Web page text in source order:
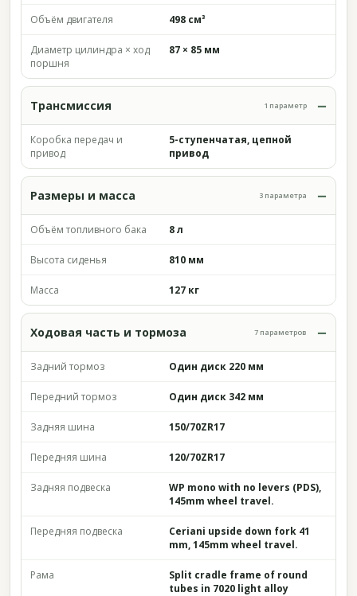
Объём двигателя 498 см³
Диаметр цилиндра × ход
поршня
87 × 85 мм
Трансмиссия 1 параметр
Коробка передач и
привод
5-ступенчатая, цепной
привод
Размеры и масса 3 параметра
Объём топливного бака 8 л
Высота сиденья 810 мм
Масса 127 кг
Ходовая часть и тормоза 7 параметров
Задний тормоз Один диск 220 мм
Передний тормоз Один диск 342 мм
Задняя шина 150/70ZR17
Передняя шина 120/70ZR17
Задняя подвеска
WP mono with no levers (PDS),
145mm wheel travel.
Передняя подвеска
Ceriani upside down fork 41
mm, 145mm wheel travel.
Рама
Split cradle frame of round
tubes in 7020 light alloy